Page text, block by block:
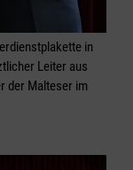
in
Leiter aus
der Malteser im